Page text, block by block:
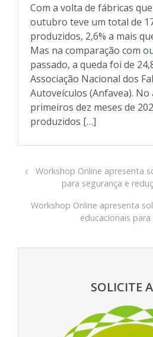
Com a volta de fábricas
outubro teve um total de
produzidos, 2,6% a mais
Mas na comparação com
passado, a queda foi de
Associação Nacional dos
Autoveículos (Anfavea). No
primeiros dez meses de
produzidos […]
Workshop Online apresenta
para segurança e
Workshop Online apresenta
educacionais
SOLICITE